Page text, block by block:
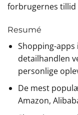
forbrugernes tillid
Resumé
Shopping-
detailhandlen
personlige
De mest
Amazon,